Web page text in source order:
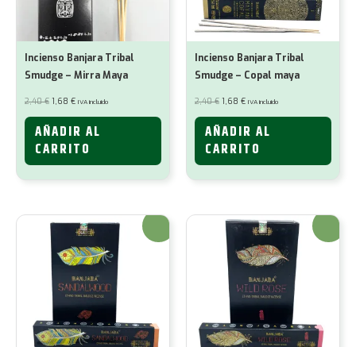
Incienso Banjara Tribal
Smudge – Mirra Maya
2,40€ El
precio
original
era:
2,40 €.
1,68 €El
actual
es:
1,68 €.
IVA incluido
AÑADIR AL
CARRITO
Incienso Banjara Tribal
Smudge – Copal maya
2,40€ El
precio
original
era:
2,40 €.
1,68 €El
actual
es:
1,68 €.
IVA incluido
AÑADIR AL
CARRITO
¡Oferta! ¡Oferta!